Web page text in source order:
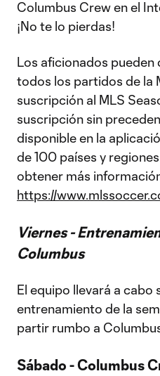
Columbus Crew en el
¡No te lo pierdas!
Los aficionados
todos los partidos de la
suscripción al MLS
suscripción sin
disponible en la
de 100 países y
obtener más
https://
Viernes -
Columbus
El equipo llevará a cabo
entrenamiento de la
partir rumbo a
Sábado - Columbus